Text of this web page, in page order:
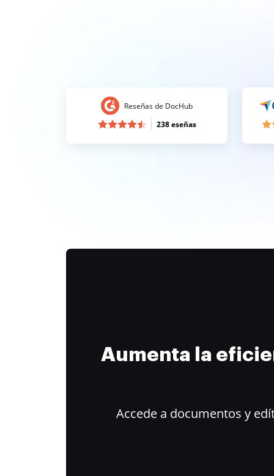
Reseñas de DocHub
238 eseñas
Aumenta la
Accede a documentos y